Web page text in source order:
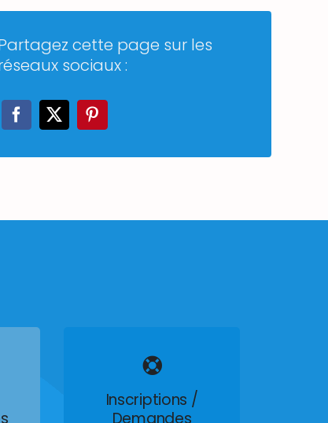
cette page sur les
sociaux :
Inscriptions /